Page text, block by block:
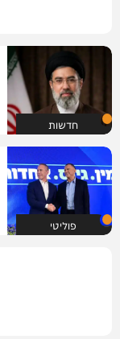
חדשות
פוליטי